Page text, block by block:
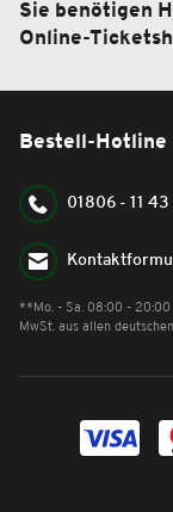
Sie benötigen
Online-
Bestell-Hotline
01806 - 11
**Mo. - Sa. 08:00 - 20:00
MwSt. aus allen